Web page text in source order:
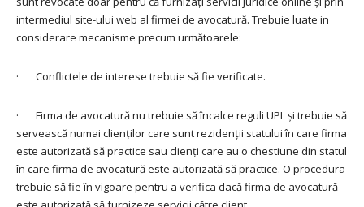
intermediul site-ului web al firmei de avocatură. Trebuie luate in
considerare mecanisme precum următoarele:
· Conflictele de interese trebuie să fie verificate.
· Firma de avocatură nu trebuie să încalce reguli UPL și trebuie să
servească numai clienților care sunt rezidenții statului în care firma
este autorizată să practice sau clienți care au o chestiune din statul
în care firma de avocatură este autorizată să practice. O procedura
trebuie să fie în vigoare pentru a verifica dacă firma de avocatură